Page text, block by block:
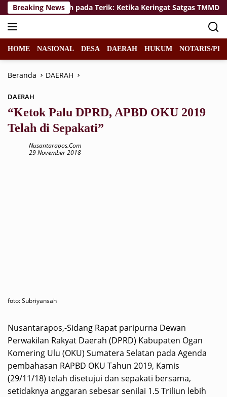
Langsung
ke
konten
Breaking News
Menyerah pada Terik: Ketika Keringat Satgas TMMD 129
HOME NASIONAL DESA DAERAH HUKUM NOTARIS/
Beranda DAERAH
DAERAH
“Ketok Palu DPRD, APBD OKU 2019
Telah di Sepakati”
Nusantarapos.com
29 November 2018
foto: Subriyansah
Nusantarapos,-Sidang Rapat paripurna Dewan
Perwakilan Rakyat Daerah (DPRD) Kabupaten Ogan
Komering Ulu (OKU) Sumatera Selatan pada Agenda
pembahasan RAPBD OKU Tahun 2019, Kamis
(29/11/18) telah disetujui dan sepakati bersama,
setidaknya anggaran sebesar senilai 1.5 Triliun lebih